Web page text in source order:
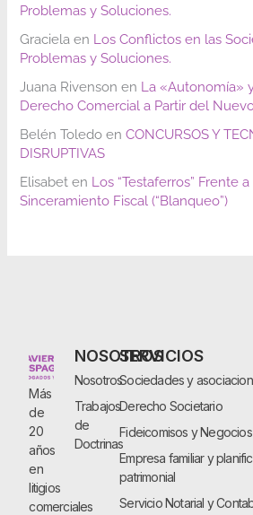
Problemas y Soluciones.
Graciela en Los Conflictos en las
Problemas y Soluciones.
Juana Rivenson en La «Autonomía»
Derecho Comercial a Partir del
Belén Toledo enCONCURSOS Y
DISRUPTIVAS
Elisabet en Los “Testaferros” Frente
Sinceramiento Fiscal (“Blanqueo”)
Más
de
20
años
en
litigios
comerciales
NOSOTROS
Nosotros
Trabajos
de
Doctrinas
SERVICIOS
Sociedades y
Derecho Societario
Fideicomisos y Negocios
Empresa familiar y
patrimonial
Servicio Notarial y